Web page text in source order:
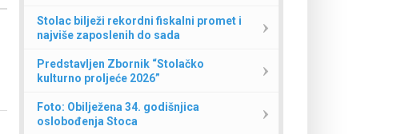
Stolac bilježi rekordni fiskalni promet i
najviše zaposlenih do sada
Predstavljen Zbornik “Stolačko
kulturno proljeće 2026”
Foto: Obilježena 34. godišnjica
oslobođenja Stoca